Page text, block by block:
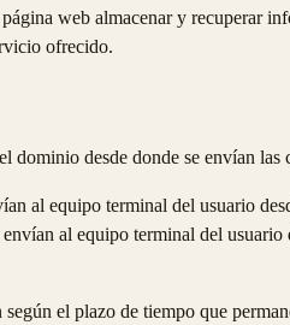
web almacenar y recuperar
ofrecido.
dominio desde donde se envían
al equipo terminal del usuario
envían al equipo terminal del
el plazo de tiempo que